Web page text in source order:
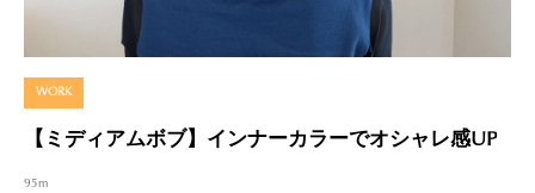
WORK
【ミディアムボブ】インナーカラーでオシャレ感UP
95m